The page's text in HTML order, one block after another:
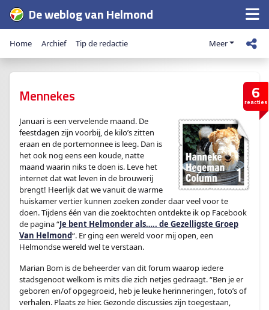
De weblog van Helmond
Home Archief Tip de redactie Meer
6
reacties
Mennekes
Januari is een vervelende maand. De
feestdagen zijn voorbij, de kilo’s zitten
eraan en de portemonnee is leeg. Dan is
het ook nog eens een koude, natte
maand waarin niks te doen is. Leve het
internet dat wat leven in de brouwerij
brengt! Heerlijk dat we vanuit de warme
huiskamer vertier kunnen zoeken zonder daar veel voor te
doen. Tijdens één van die zoektochten ontdekte ik op Facebook
de pagina “Je bent Helmonder als….. de Gezelligste Groep
Van Helmond“. Er ging een wereld voor mij open, een
Helmondse wereld wel te verstaan.
Marian Bom is de beheerder van dit forum waarop iedere
stadsgenoot welkom is mits die zich netjes gedraagt. “Ben je er
geboren en/of opgegroeid, heb je leuke herinneringen, foto’s of
verhalen. Plaats ze hier. Gezonde discussies zijn toegestaan,